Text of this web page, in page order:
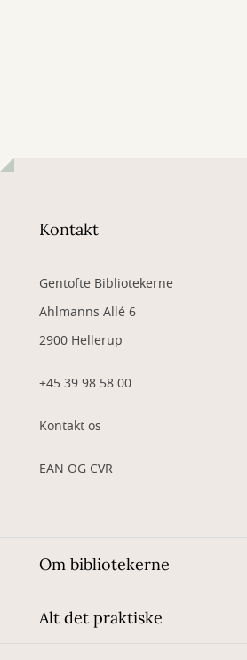
Kontakt
Gentofte Bibliotekerne
Ahlmanns Allé 6
2900 Hellerup
+45 39 98 58 00
Kontakt os
EAN OG CVR
Om bibliotekerne
Alt det praktiske